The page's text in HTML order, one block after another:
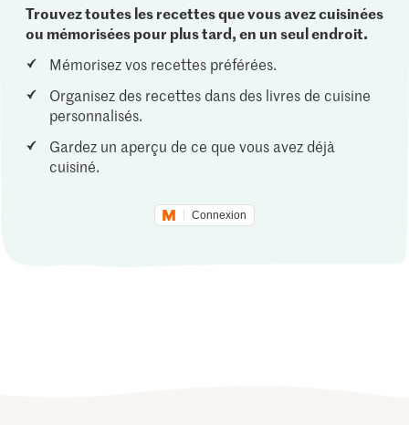
Trouvez toutes les recettes que vous avez cuisinées
ou mémorisées pour plus tard, en un seul endroit.
Mémorisez vos recettes préférées.
Organisez des recettes dans des livres de cuisine
personnalisés.
Gardez un aperçu de ce que vous avez déjà
cuisiné.
Connexion